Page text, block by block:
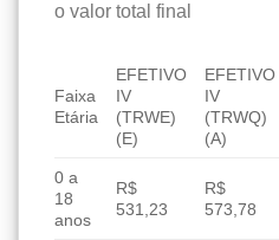
o valor total final
Faixa
Etária
EFETIVO
IV
(TRWE)
(E)
EFETIVO
IV
(TRWQ)
(A)
0 a
18
anos
R$
531,23
R$
573,78